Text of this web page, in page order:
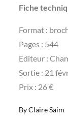
Fiche
Format :
Pages : 544
Editeur :
Sortie : 21
Prix : 26 €
ByClaire Saim